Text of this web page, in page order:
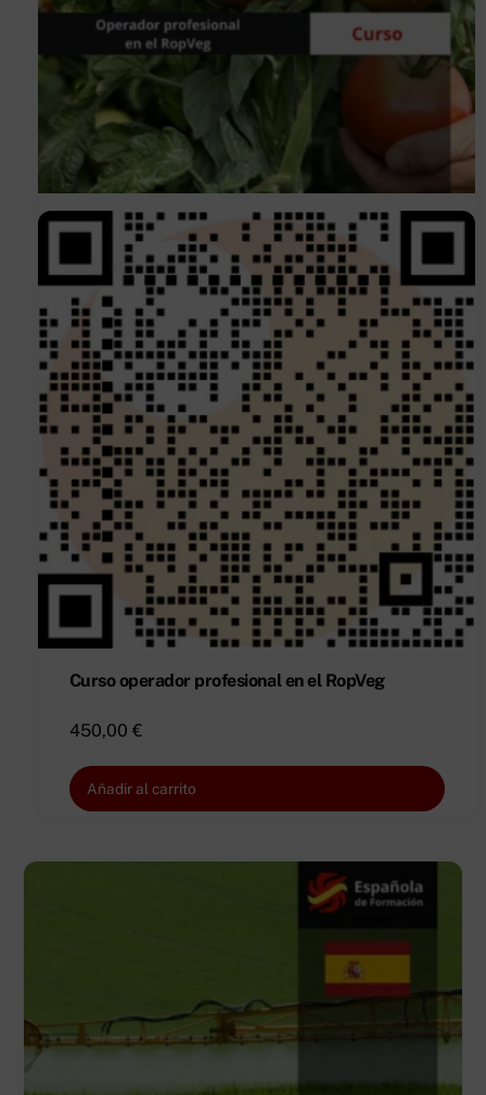
Curso operador profesional en el RopVeg
450,00 €
Añadir al carrito